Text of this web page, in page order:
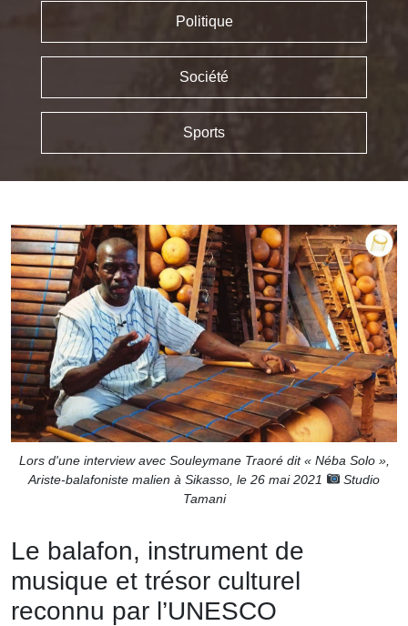
Politique
Société
Sports
Lors d'une interview avec Souleymane Traoré dit « Néba Solo »,
Ariste-balafoniste malien à Sikasso, le 26 mai 2021
Studio
Tamani
Le balafon, instrument de
musique et trésor culturel
reconnu par l’UNESCO